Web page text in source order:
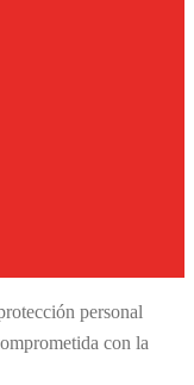
personal
con la